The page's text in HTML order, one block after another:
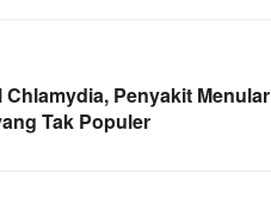
Chlamydia, Penyakit Menular
Tak Populer